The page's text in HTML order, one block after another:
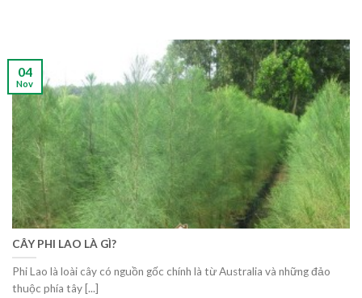
CÂY PHI LAO LÀ GÌ?
Phi Lao là loài cây có nguồn gốc chính là từ Australia và những đảo
thuộc phía tây [...]
04
Nov